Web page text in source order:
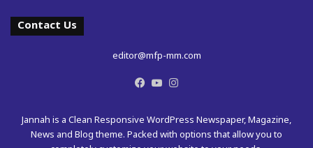
Contact Us
editor@mfp-mm.com
Facebook
YouTube
Jannah is a Clean Responsive WordPress Newspaper, Magazine,
News and Blog theme. Packed with options that allow you to